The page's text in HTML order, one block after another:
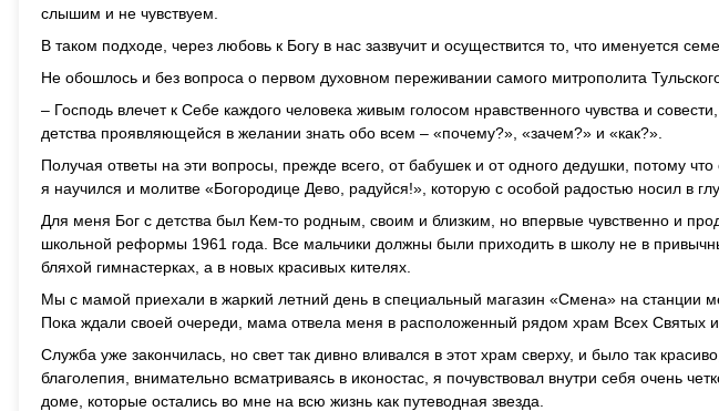
слышим и не чувствуем.
В таком подходе, через любовь к Богу в нас зазвучит и осуществится то, что именуется
Не обошлось и без вопроса о первом духовном переживании самого митрополита
– Господь влечет к Себе каждого челове­ка живым голосом нравственного чувства и
детства проявляющей­ся в желании знать обо всем – «почему?», «зачем?» и «как?».
Получая ответы на эти вопросы, прежде всего, от бабушек и от одного дедушки, потому
я научился и молитве «Богородице Дево, радуйся!», которую с особой радостью носил в
Для меня Бог с детства был Кем-то родным, своим и близким, но впер­вые чувственно и
школьной реформы 1961 года. Все мальчики должны были при­ходить в школу не в
бляхой гимнастерках, а в новых красивых кителях.
Мы с мамой при­ехали в жаркий летний день в специальный магазин «Смена» на станции
Пока ждали своей очереди, мама отвела меня в располо­женный рядом храм Всех Святых и
Служба уже закончилась, но свет так дивно вливался в этот храм сверху, и было так
благолепия, внимательно всма­триваясь в иконостас, я почувствовал внутри себя очень
доме, которые остались во мне на всю жизнь как путеводная звезда.